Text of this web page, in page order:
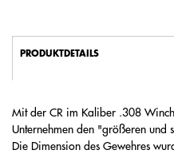
PRODUKTDETAILS
Mit der CR im Kaliber .308
Unternehmen den "größeren und
Die Dimension des Gewehres